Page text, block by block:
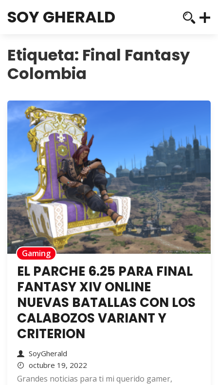
SOY GHERALD
Etiqueta: Final Fantasy
Colombia
Gaming
EL PARCHE 6.25 PARA FINAL
FANTASY XIV ONLINE
NUEVAS BATALLAS CON LOS
CALABOZOS VARIANT Y
CRITERION
SoyGherald
octubre 19, 2022
Grandes noticias para ti mi querido gamer,